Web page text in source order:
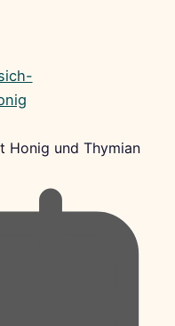
Honig und Thymian